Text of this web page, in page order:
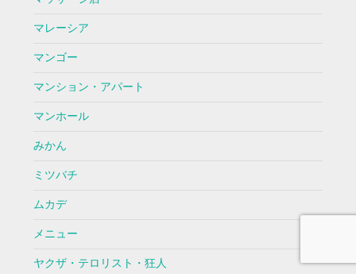
マレーシア
マンゴー
マンション・アパート
マンホール
みかん
ミツバチ
ムカデ
メニュー
ヤクザ・テロリスト・狂人